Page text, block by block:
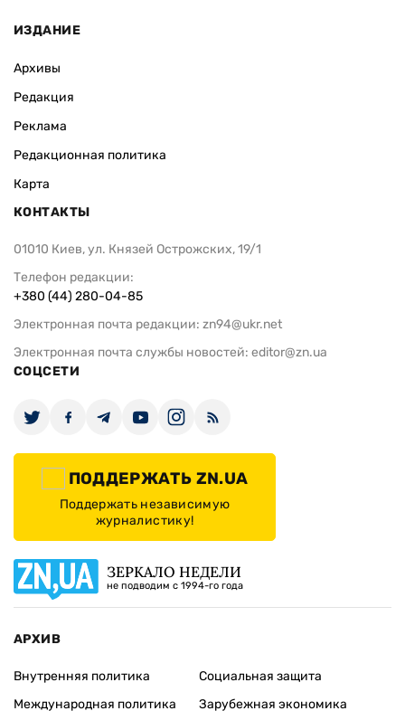
ИЗДАНИЕ
Архивы
Редакция
Реклама
Редакционная политика
Карта
КОНТАКТЫ
01010 Киев, ул. Князей Острожских, 19/1
Телефон редакции:
+380 (44) 280-04-85
Электронная почта редакции: zn94@ukr.net
Электронная почта службы новостей: editor@zn.ua
СОЦСЕТИ
ПОДДЕРЖАТЬ ZN.UA
Поддержать независимую
журналистику!
ЗЕРКАЛО НЕДЕЛИ
не подводим с 1994-го года
АРХИВ
Внутренняя политика
Международная политика
Социальная защита
Зарубежная экономика